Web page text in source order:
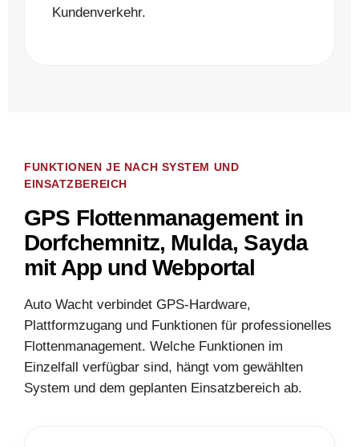
Kundenverkehr.
FUNKTIONEN JE NACH SYSTEM UND
EINSATZBEREICH
GPS Flottenmanagement in
Dorfchemnitz, Mulda, Sayda
mit App und Webportal
Auto Wacht verbindet GPS-Hardware,
Plattformzugang und Funktionen für professionelles
Flottenmanagement. Welche Funktionen im
Einzelfall verfügbar sind, hängt vom gewählten
System und dem geplanten Einsatzbereich ab.